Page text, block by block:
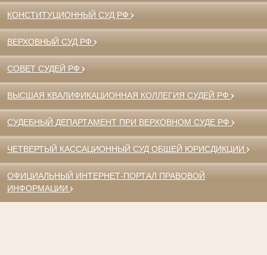
КОНСТИТУЦИОННЫЙ СУД РФ
ВЕРХОВНЫЙ СУД РФ
СОВЕТ СУДЕЙ РФ
ВЫСШАЯ КВАЛИФИКАЦИОННАЯ КОЛЛЕГИЯ СУДЕЙ РФ
СУДЕБНЫЙ ДЕПАРТАМЕНТ ПРИ ВЕРХОВНОМ СУДЕ РФ
ЧЕТВЕРТЫЙ КАССАЦИОННЫЙ СУД ОБЩЕЙ ЮРИСДИКЦИИ
ОФИЦИАЛЬНЫЙ ИНТЕРНЕТ-ПОРТАЛ ПРАВОВОЙ
ИНФОРМАЦИИ